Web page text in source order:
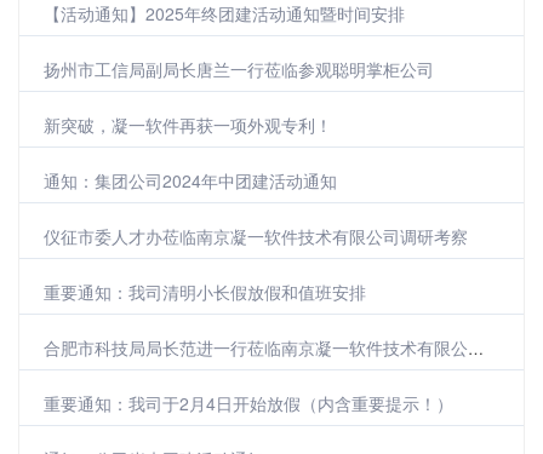
【活动通知】2025年终团建活动通知暨时间安排
扬州市工信局副局长唐兰一行莅临参观聪明掌柜公司
新突破，凝一软件再获一项外观专利！
通知：集团公司2024年中团建活动通知
仪征市委人才办莅临南京凝一软件技术有限公司调研考察
重要通知：我司清明小长假放假和值班安排
合肥市科技局局长范进一行莅临南京凝一软件技术有限公司参观调研
重要通知：我司于2月4日开始放假（内含重要提示！）